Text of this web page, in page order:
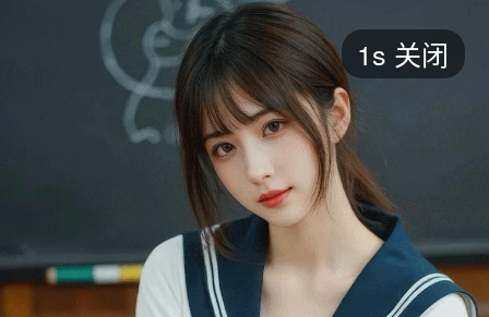
短剧
最热 添加 评分
都市 甜宠 逆袭 玄幻
2025 2024 2023 2022
全部 大陆 香港 台湾 美国 韩国 日本
1s 关闭